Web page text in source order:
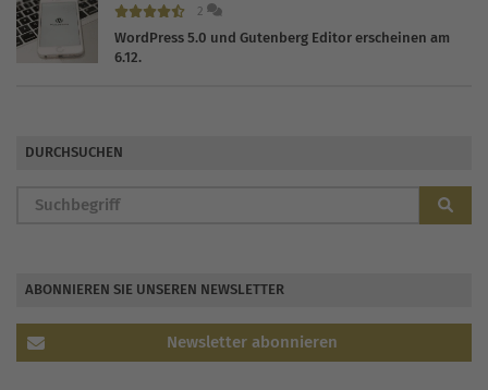
2
WordPress 5.0 und Gutenberg Editor erscheinen am
6.12.
DURCHSUCHEN
ABONNIEREN SIE UNSEREN NEWSLETTER
Newsletter abonnieren